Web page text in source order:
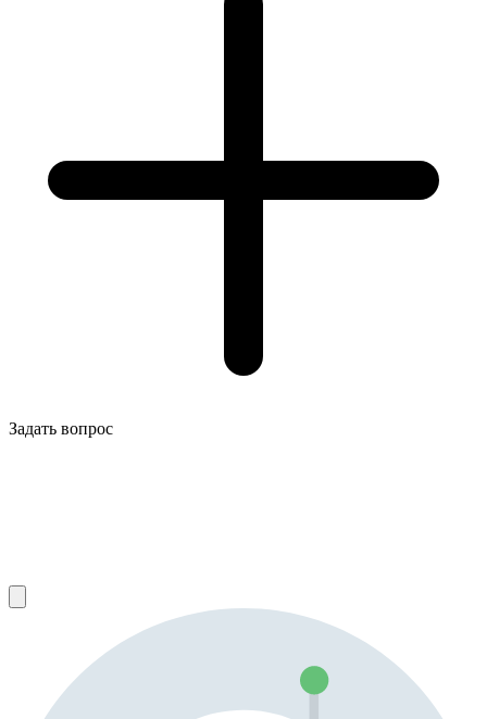
Задать вопрос